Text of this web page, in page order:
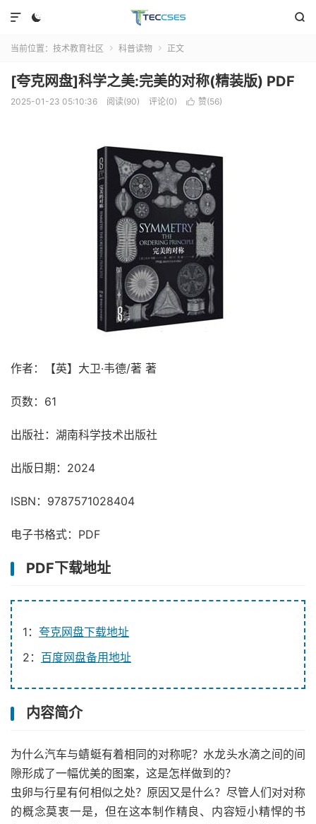
 

当前位置： 技术教育社区  科普读物  正文
[夸克网盘]科学之美:完美的对称(精装版) PDF
2025-01-23 05:10:36 阅读(90) 评论(0)  赞(56)
作者：【英】大卫·韦德/著 著
页数：61
出版社：湖南科学技术出版社
出版日期：2024
ISBN：9787571028404
电子书格式：PDF
PDF下载地址
1： 夸克网盘下载地址
2： 百度网盘备用地址
内容简介
为什么汽车与蜻蜓有着相同的对称呢？水龙头水滴之间的间
隙形成了一幅优美的图案，这是怎样做到的？
虫卵与行星有何相似之处？原因又是什么？尽管人们对对称
的概念莫衷一是，但在这本制作精良、内容短小精悍的书